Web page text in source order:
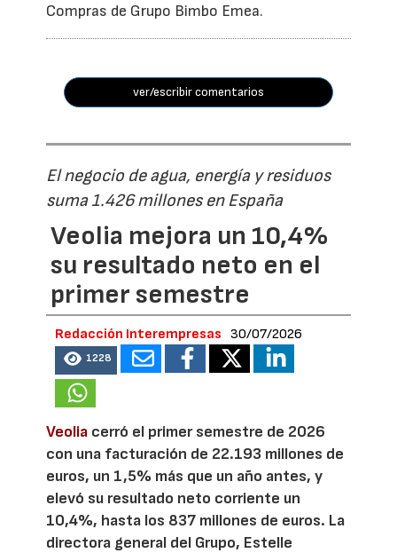
Compras de Grupo Bimbo Emea.
ver/escribir comentarios
El negocio de agua, energía y residuos
suma 1.426 millones en España
Veolia mejora un 10,4%
su resultado neto en el
primer semestre
Redacción Interempresas 30/07/2026
1228
Veolia cerró el primer semestre de 2026
con una facturación de 22.193 millones de
euros, un 1,5% más que un año antes, y
elevó su resultado neto corriente un
10,4%, hasta los 837 millones de euros. La
directora general del Grupo, Estelle